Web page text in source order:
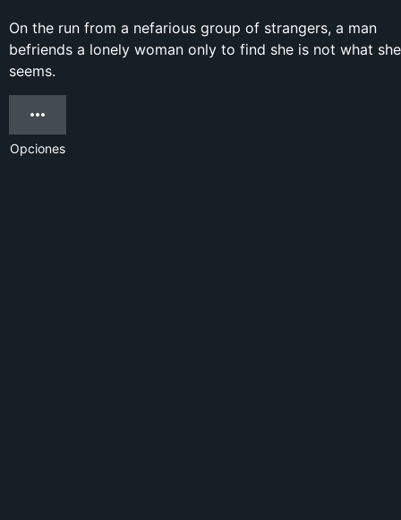
On the run from a nefarious group of strangers, a man
befriends a lonely woman only to find she is not what she
seems.
Opciones